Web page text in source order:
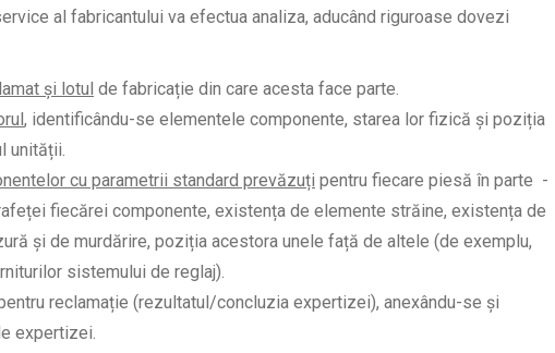
al fabricantului va efectua analiza, aducând riguroase dovezi
și lotul de fabricație din care acesta face parte.
, identificându-se elementele componente, starea lor fizică și poziția
unității.
cu parametrii standard prevăzuți pentru fiecare piesă în parte -
fiecărei componente, existența de elemente străine, existența de
și de murdărire, poziția acestora unele față de altele (de exemplu,
sistemului de reglaj).
reclamație (rezultatul/concluzia expertizei), anexându-se și
expertizei.